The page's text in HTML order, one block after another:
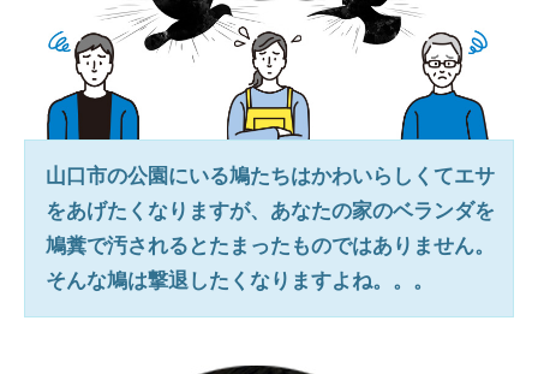
山口市の公園にいる鳩たちはかわいらしくてエサ
をあげたくなりますが、あなたの家のベランダを
鳩糞で汚されるとたまったものではありません。
そんな鳩は撃退したくなりますよね。。。